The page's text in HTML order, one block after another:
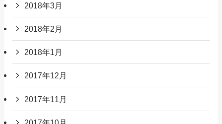
2018年3月
2018年2月
2018年1月
2017年12月
2017年11月